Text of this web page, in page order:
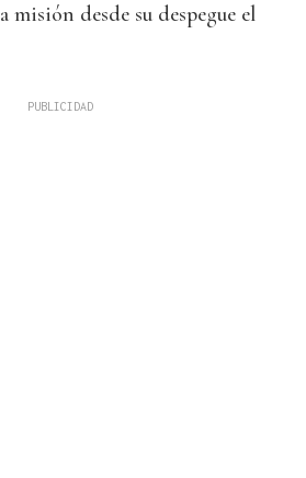
misión desde su despegue el